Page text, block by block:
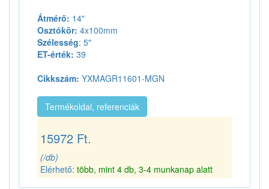
Átmérő: 14"
Osztókör: 4x100mm
Szélesség: 5"
ET-érték: 39
Cikkszám: YXMAGR11601-MGN
Termékoldal, referenciák
15972 Ft.
(/db)
Elérhető: több, mint 4 db, 3-4 munkanap alatt